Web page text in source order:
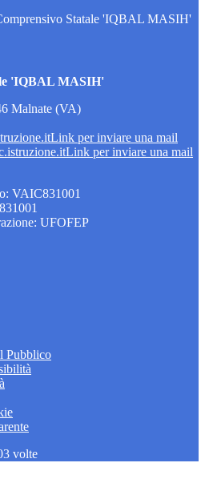
Statale 'IQBAL MASIH'
'IQBAL MASIH'
Malnate (VA)
Link per inviare una mail
Link per inviare una mail
VAIC831001
UFOFEP
Pubblico
volte